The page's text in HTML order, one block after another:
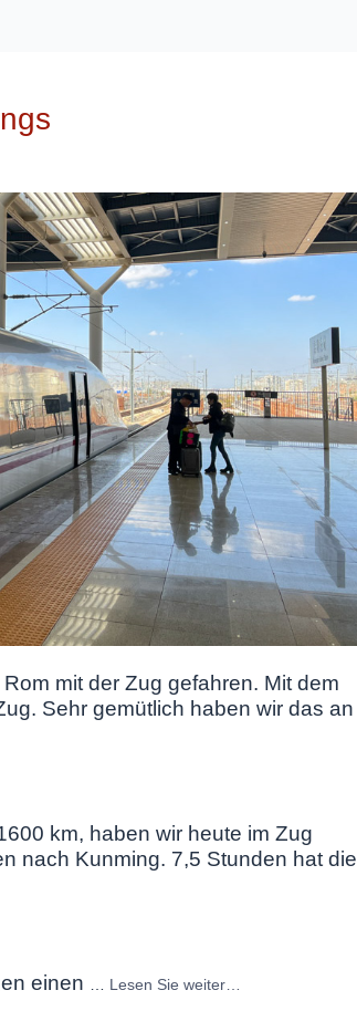
mit der Zug gefahren. Mit dem
Sehr gemütlich haben wir das an
km, haben wir heute im Zug
nach Kunming. 7,5 Stunden hat die
einen … Lesen Sie weiter…